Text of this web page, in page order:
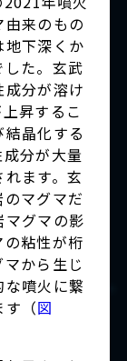
来のもの
地下深くか
た。玄武
分が溶け
昇するこ
晶化する
分が大量
ます。玄
マグマだ
マグマの影
粘性が桁
から生じ
噴火に繋
す（図